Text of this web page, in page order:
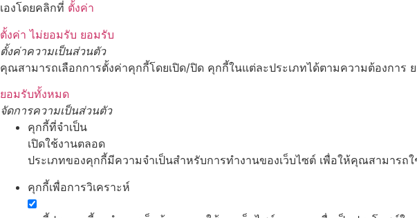
เองโดยคลิกที่ ตั้งค่า
ตั้งค่า ไม่ยอมรับ ยอมรับ
ตั้งค่าความเป็นส่วนตัว
คุณสามารถเลือกการตั้งค่าคุกกี้โดยเปิด/ปิด คุกกี้ในแต่ละประเภทได้ตามความต้องการ
ยอมรับทั้งหมด
จัดการความเป็นส่วนตัว
คุกกี้ที่จำเป็น
เปิดใช้งานตลอด
ประเภทของคุกกี้มีความจำเป็นสำหรับการทำงานของเว็บไซต์ เพื่อให้คุณสามาร
คุกกี้เพื่อการวิเคราะห์